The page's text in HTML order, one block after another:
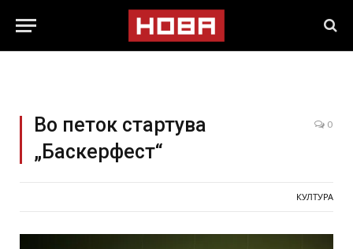
Во петок стартува
„Баскерфест“
0
КУЛТУРА